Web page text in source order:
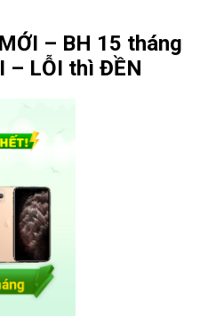
– BH 15 tháng
– LỖI thì ĐỀN